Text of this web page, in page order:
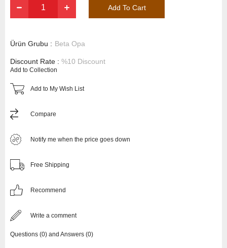
Ürün Grubu : Beta Opa
Discount Rate : %10 Discount
Add to Collection
Add to My Wish List
Compare
Notify me when the price goes down
Free Shipping
Recommend
Write a comment
Questions (0) and Answers (0)